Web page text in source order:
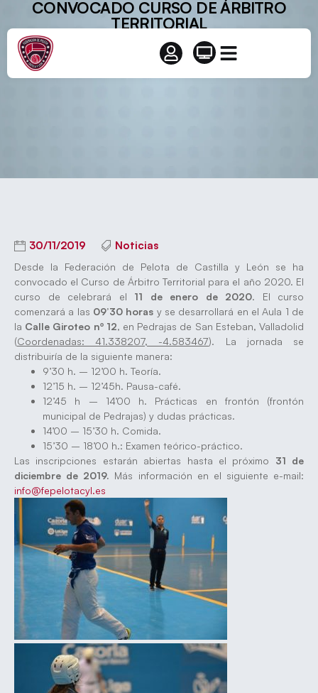
CONVOCADO CURSO DE ÁRBITRO
TERRITORIAL
30/11/2019 Noticias
Desde la Federación de Pelota de Castilla y León se ha
convocado el Curso de Árbitro Territorial para el año 2020. El
curso de celebrará el 11 de enero de 2020. El curso
comenzará a las 09’30 horas y se desarrollará en el Aula 1 de
la Calle Giroteo nº 12, en Pedrajas de San Esteban, Valladolid
(Coordenadas: 41.338207, -4.583467). La jornada se
distribuiría de la siguiente manera:
9’30 h. – 12’00 h. Teoría.
12’15 h. – 12’45h. Pausa-café.
12’45 h – 14’00 h. Prácticas en frontón (frontón
municipal de Pedrajas) y dudas prácticas.
14’00 – 15’30 h. Comida.
15’30 – 18’00 h.: Examen teórico-práctico.
Las inscripciones estarán abiertas hasta el próximo 31 de
diciembre de 2019. Más información en el siguiente e-mail:
info@fepelotacyl.es